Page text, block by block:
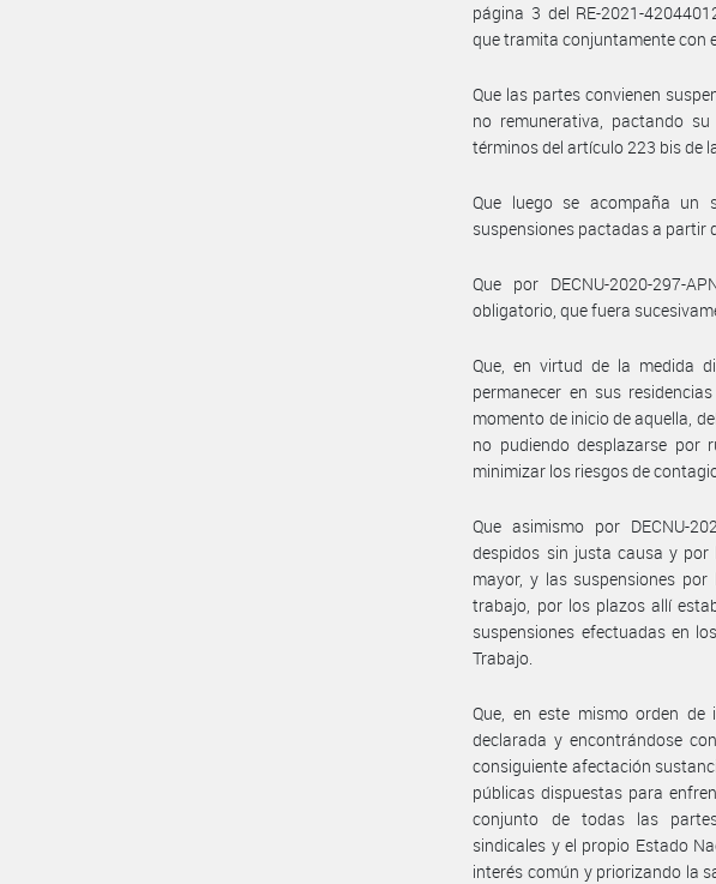
página 3 del RE-2021-
que tramita conjuntamente con
Que las partes convienen
no remunerativa, pactando
términos del artículo 223 bis de
Que luego se acompaña un
suspensiones pactadas a
Que por DECNU-2020-297-
obligatorio, que fuera
Que, en virtud de la medida
permanecer en sus
momento de inicio de aquella,
no pudiendo desplazarse por
minimizar los riesgos de
Que asimismo por DECNU-
despidos sin justa causa y
mayor, y las suspensiones
trabajo, por los plazos allí
suspensiones efectuadas en
Trabajo.
Que, en este mismo orden
declarada y encontrándose
consiguiente afectación
públicas dispuestas para
conjunto de todas las partes
sindicales y el propio Estado
interés común y priorizando la